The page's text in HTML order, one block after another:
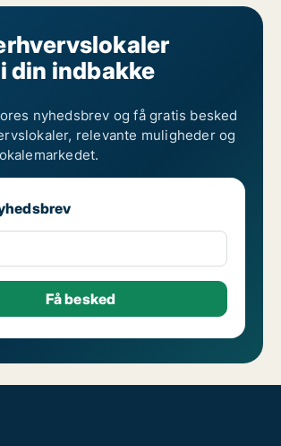
din indbakke
nyhedsbrev og få gratis besked
relevante muligheder og